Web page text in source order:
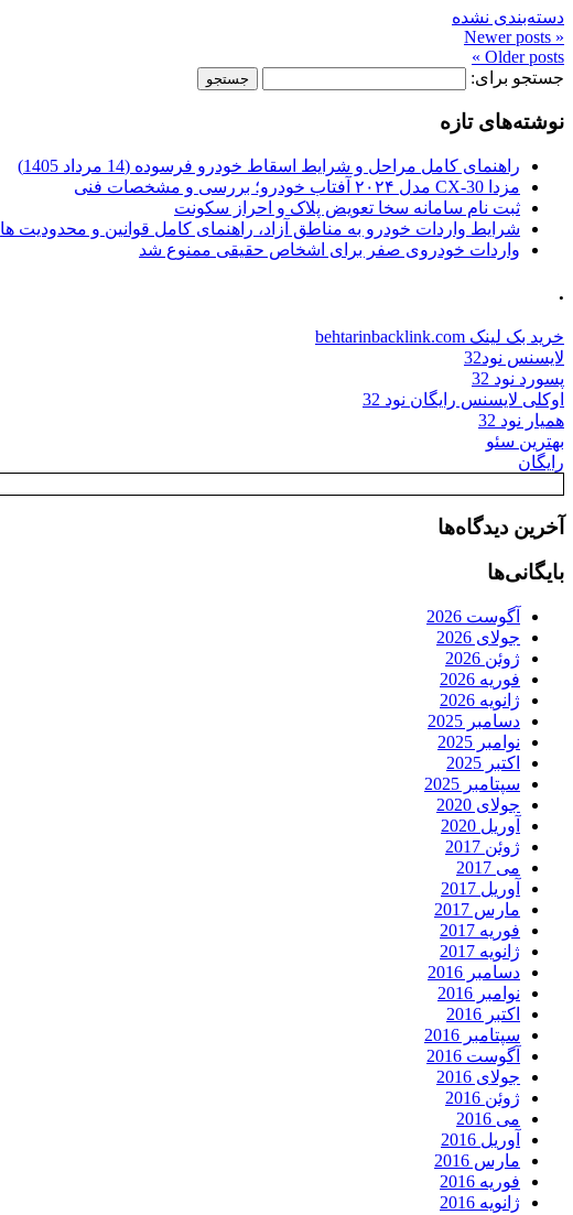
دسته‌بندی نشده
« Newer posts
Older posts »
جستجو برای:
نوشته‌های تازه
راهنمای کامل مراحل و شرایط اسقاط خودرو فرسوده (14 مرداد 1405)
مزدا CX-30 مدل ۲۰۲۴ آفتاب خودرو؛ بررسی و مشخصات فنی
ثبت نام سامانه سخا تعویض پلاک و احراز سکونت
شرایط واردات خودرو به مناطق آزاد، راهنمای کامل قوانین و محدودیت ها
واردات خودروی صفر برای اشخاص حقیقی ممنوع شد
.
خرید بک لینک behtarinbacklink.com
لایسنس نود32
پسورد نود 32
اوکلی لایسنس رایگان نود 32
همیار نود 32
بهترین سئو
رایگان
آخرین دیدگاه‌ها
بایگانی‌ها
آگوست 2026
جولای 2026
ژوئن 2026
فوریه 2026
ژانویه 2026
دسامبر 2025
نوامبر 2025
اکتبر 2025
سپتامبر 2025
جولای 2020
آوریل 2020
ژوئن 2017
می 2017
آوریل 2017
مارس 2017
فوریه 2017
ژانویه 2017
دسامبر 2016
نوامبر 2016
اکتبر 2016
سپتامبر 2016
آگوست 2016
جولای 2016
ژوئن 2016
می 2016
آوریل 2016
مارس 2016
فوریه 2016
ژانویه 2016